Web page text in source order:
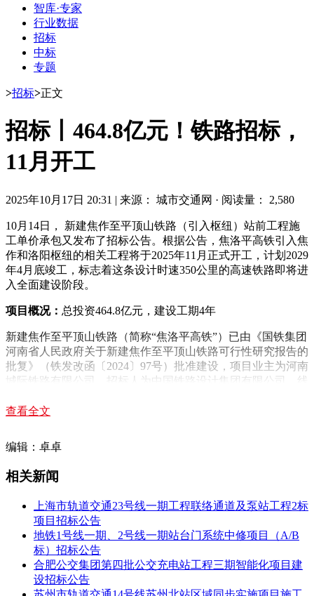
智库·专家
行业数据
招标
中标
专题
>招标>正文
招标丨464.8亿元！铁路招标，
11月开工
2025年10月17日 20:31 | 来源： 城市交通网 · 阅读量： 2,580
10月14日， 新建焦作至平顶山铁路（引入枢纽）站前工程施
工单价承包又发布了招标公告。根据公告， 焦洛平高铁引入焦
作和洛阳枢纽的相关工程将于2025年11月正式开工，计划2029
年4月底竣工，标志着这条设计时速350公里的高速铁路即将进
入全面建设阶段。
项目概况： 总投资464.8亿元，建设工期4年
新建焦作至平顶山铁路（简称“焦洛平高铁”）已由《国铁集团
河南省人民政府关于新建焦作至平顶山铁路可行性研究报告的
批复》（铁发改函〔2024〕97号）批准建设，项目业主为河南
城际铁路有限公司，招标人为中国铁路设计集团有限公司。线
建线路长230.488公里，全线新设沁阳西、济源东、孟津北、
川西站。项目投资估算464.80亿元，铁路等级为高速铁路，设
计速度350公里/小时，建设工期4年。
本次枢纽引入工程计划工期1247日历天，计划开工日期为2025
工程黄河公铁大桥、邙山隧道已于2024年6月开工，全线（除
枢纽工程）站前工程也于2024年9月全面开工。
招标范围：聚焦焦作、洛阳枢纽引入工程
本次招标范围为焦洛平高铁引入焦作地区、洛阳枢纽的站前相
关工程，正线长230.488公里（起止里程为正线（左线）
查看全文
编辑：卓卓
相关新闻
上海市轨道交通23号线一期工程联络通道及泵站工程2标
项目招标公告
地铁1号线一期、2号线一期站台门系统中修项目（A/B
标）招标公告
合肥公交集团第四批公交充电站工程三期智能化项目建
设招标公告